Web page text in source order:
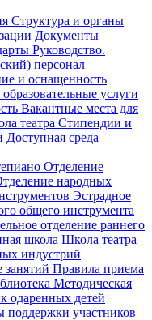
Структура и органы
Документы
Руководство.
персонал
и оснащенность
услуги
Вакантные места для
театра Стипендии и
Доступная среда
Отделение
народных
Эстрадное
общего инструмента
отделение раннего
школа Школа‌‌‌‌ театра
индустрий
занятий Правила приема
Методическая
одаренных детей
поддержки участников